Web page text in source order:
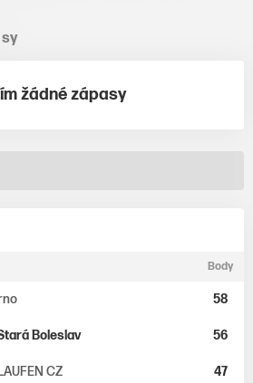
žádné zápasy
Body
58
Boleslav 56
CZ 47